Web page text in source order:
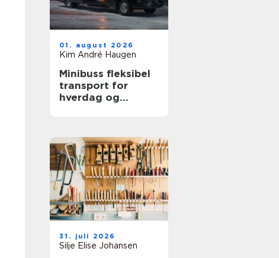
01. august 2026
Kim André Haugen
Minibuss fleksibel
transport for
hverdag og
31. juli 2026
Silje Elise Johansen